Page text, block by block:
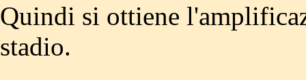
Quindi si ottiene
stadio.